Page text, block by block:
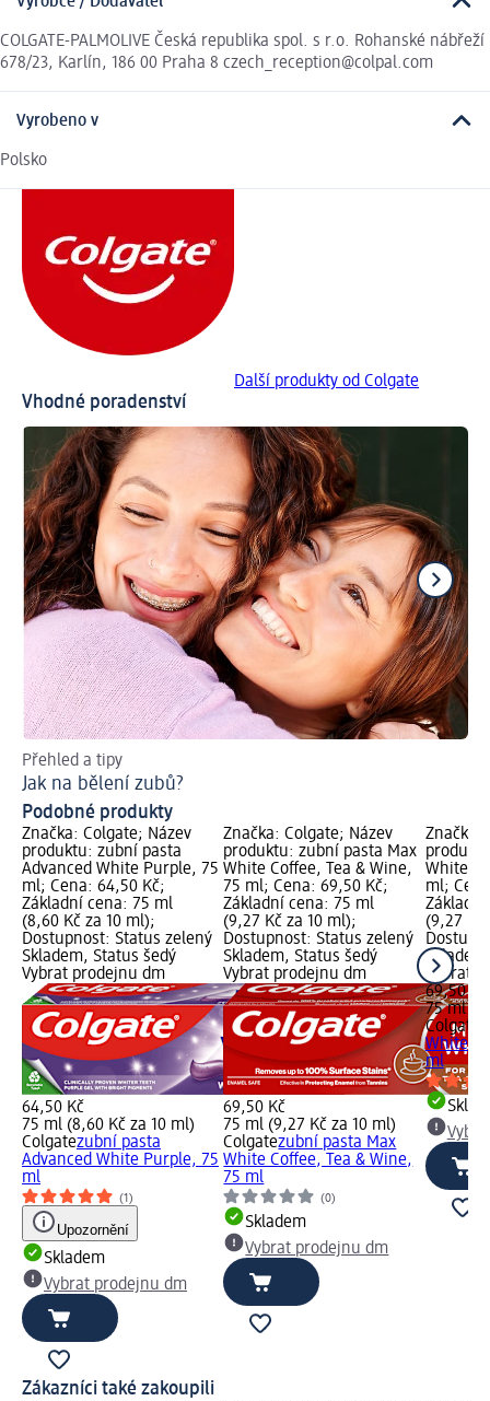
COLGATE-PALMOLIVE Česká republika spol. s r.o. Rohanské nábřeží
678/23, Karlín, 186 00 Praha 8 czech_reception@colpal.com
Vyrobeno v
Polsko
Další produkty od Colgate
Vhodné poradenství
Přehled a tipy
Jak na bělení zubů?
Podobné produkty
Značka: Colgate; Název
produktu: zubní pasta
Advanced White Purple, 75
ml; Cena: 64,50 Kč;
Základní cena: 75 ml
(8,60 Kč za 10 ml);
Dostupnost: Status zelený
Skladem, Status šedý
Vybrat prodejnu dm
64,50 Kč
75 ml (8,60 Kč za 10 ml)
Colgatezubní pasta
Advanced White Purple, 75
ml
(1)
Upozornění
Skladem
Vybrat prodejnu dm
Značka: Colgate; Název
produktu: zubní pasta Max
White Coffee, Tea & Wine,
75 ml; Cena: 69,50 Kč;
Základní cena: 75 ml
(9,27 Kč za 10 ml);
Dostupnost: Status zelený
Skladem, Status šedý
Vybrat prodejnu dm
69,50 Kč
75 ml (9,27 Kč za 10 ml)
Colgatezubní pasta Max
White Coffee, Tea & Wine,
75 ml
(0)
Skladem
Vybrat prodejnu dm
Značka:
White
ml;
(9,27 Kč
Vybrat
69,50 Kč
75 ml
Colgate
White
ml
Zákazníci také zakoupili